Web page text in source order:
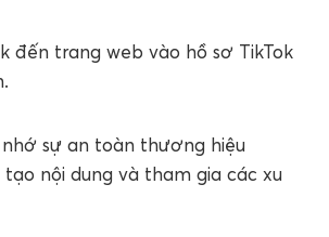
đến trang web vào hồ sơ TikTok
nhớ sự an toàn thương hiệu
nội dung và tham gia các xu